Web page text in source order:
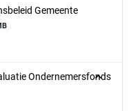
Gemeente
Ondernemersfonds